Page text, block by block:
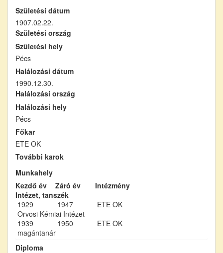
Születési dátum
1907.02.22.
Születési ország
Születési hely
Pécs
Halálozási dátum
1990.12.30.
Halálozási ország
Halálozási hely
Pécs
Főkar
ETE OK
További karok
Munkahely
Kezdő év
Záró év
Intézmény
Intézet, tanszék
1929
1947
ETE OK
Orvosi Kémiai Intézet
1939
1950
ETE OK
magántanár
Diploma